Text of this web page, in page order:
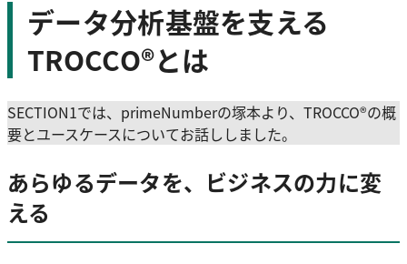
データ分析基盤を支える
TROCCO®とは
SECTION1では、primeNumberの塚本より、TROCCO®の概
要とユースケースについてお話ししました。
あらゆるデータを、ビジネスの力に変
える